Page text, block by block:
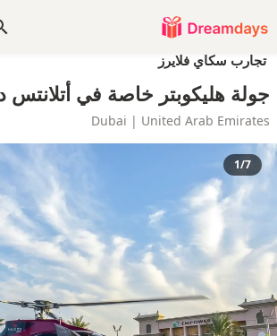
تجارب سكاي فلايرز
جولة هليكوبتر خاصة في أتلانتس
Dubai | United Arab Emirates
1/7